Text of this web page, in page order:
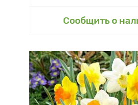
Сообщить о